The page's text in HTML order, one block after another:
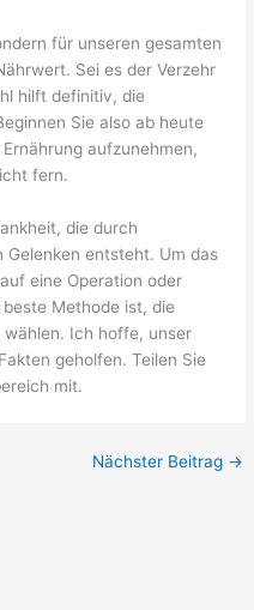
für unseren gesamten
Sei es der Verzehr
hilft definitiv, die
Sie also ab heute
aufzunehmen,
fern.
die durch
Gelenken entsteht. Um das
eine Operation oder
Methode ist, die
wählen. Ich hoffe, unser
geholfen. Teilen Sie
mit.
Nächster Beitrag →